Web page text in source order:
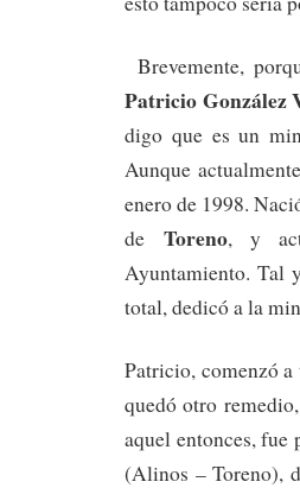
Brevemente,
Patricio González
digo que es un
Aunque
enero de 1998.
de Toreno, y
Ayuntamiento. Tal
total, dedicó a la
Patricio, comenzó
quedó otro
aquel entonces,
(Alinos – Toreno),